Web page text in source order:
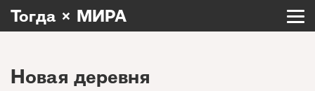
Тогда × МИРА
Новая деревня